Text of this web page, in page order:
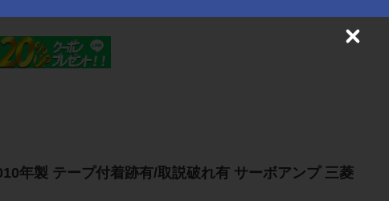
年製 テープ付着跡有/取説破れ有 サーボアンプ 三菱
C